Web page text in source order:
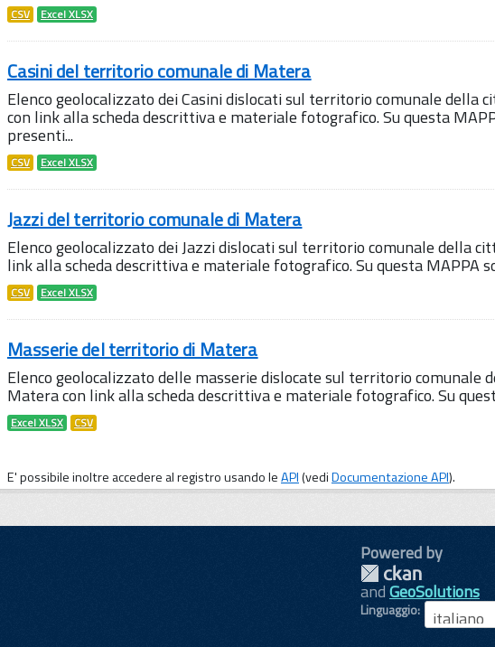
CSV Excel XLSX
Casini del territorio comunale di Matera
Elenco geolocalizzato dei Casini dislocati sul territorio comunale della
con link alla scheda descrittiva e materiale fotografico. Su questa
presenti...
CSV Excel XLSX
Jazzi del territorio comunale di Matera
Elenco geolocalizzato dei Jazzi dislocati sul territorio comunale della
link alla scheda descrittiva e materiale fotografico. Su questa MAPPA
CSV Excel XLSX
Masserie del territorio di Matera
Elenco geolocalizzato delle masserie dislocate sul territorio comunale
Matera con link alla scheda descrittiva e materiale fotografico. Su
Excel XLSX CSV
E' possibile inoltre accedere al registro usando leAPI(vediDocumentazione API).
Powered by
andGeoSolutions
Linguaggio